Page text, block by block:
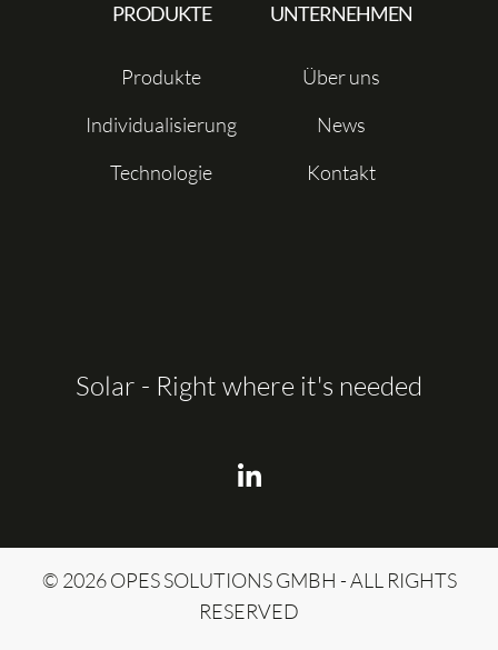
PRODUKTE
Produkte
Individualisierung
Technologie
UNTERNEHMEN
Über uns
News
Kontakt
Solar - Right where it's needed
© 2026 OPES SOLUTIONS GMBH - ALL RIGHTS
RESERVED